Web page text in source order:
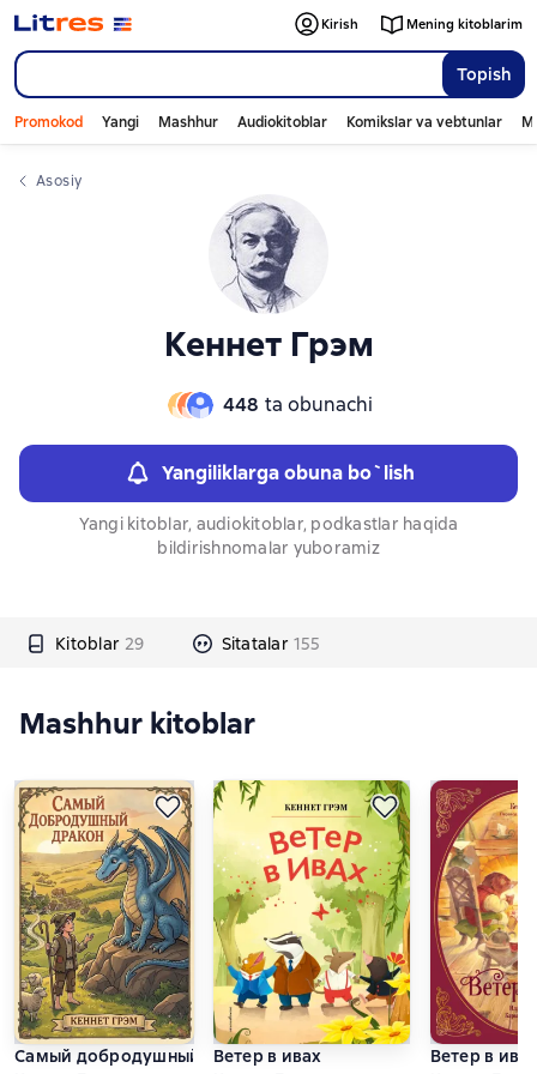
Topish
Kirish Mening kitoblarim
Promokod Yangi Mashhur Audiokitoblar Komikslar va vebtunlar
Asosiy
Кеннет Грэм
448 ta obunachi
Yangiliklarga obuna bo`lish
Yangi kitoblar, audiokitoblar, podkastlar haqida
bildirishnomalar yuboramiz
Kitoblar 29 Sitatalar 155
Слайдер с книгами
Mashhur kitoblar
Самый добродушный ДраконВетер в ивах
Ветер в
Слайдер с книгами